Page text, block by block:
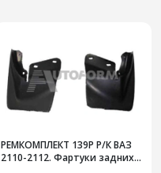
РЕМКОМПЛЕКТ 139Р Р/К ВАЗ
2110-2112. Фартуки задних